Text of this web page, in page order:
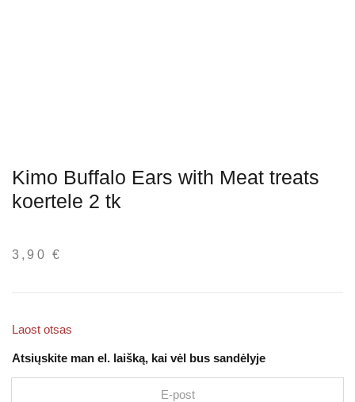
Kimo Buffalo Ears with Meat treats
koertele 2 tk
3,90 €
Laost otsas
Atsiųskite man el. laišką, kai vėl bus sandėlyje